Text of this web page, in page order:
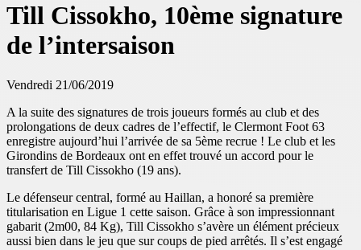
Till Cissokho, 10ème signature
de l’intersaison
Vendredi 21/06/2019
A la suite des signatures de trois joueurs formés au club et des
prolongations de deux cadres de l’effectif, le Clermont Foot 63
enregistre aujourd’hui l’arrivée de sa 5ème recrue ! Le club et les
Girondins de Bordeaux ont en effet trouvé un accord pour le
transfert de Till Cissokho (19 ans).
Le défenseur central, formé au Haillan, a honoré sa première
titularisation en Ligue 1 cette saison. Grâce à son impressionnant
gabarit (2m00, 84 Kg), Till Cissokho s’avère un élément précieux
aussi bien dans le jeu que sur coups de pied arrêtés. Il s’est engagé